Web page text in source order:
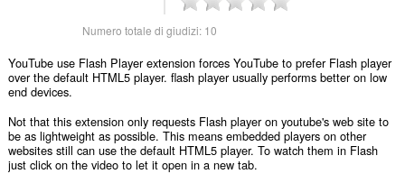
Numero totale di giudizi: 10
YouTube use Flash Player extension forces YouTube to prefer Flash player
over the default HTML5 player. flash player usually performs better on low
end devices.
Not that this extension only requests Flash player on youtube's web site to
be as lightweight as possible. This means embedded players on other
websites still can use the default HTML5 player. To watch them in Flash
just click on the video to let it open in a new tab.